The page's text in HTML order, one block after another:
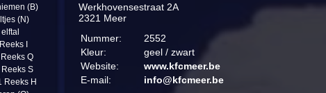
(B)
(N)
I
Q
S
Reeks H
Werkhovensestraat 2A
2321 Meer
Nummer:
2552
Kleur:
geel / zwart
Website:
www.kfcmeer.be
E-mail:
info@kfcmeer.be